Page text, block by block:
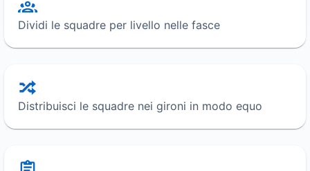
Dividi le squadre per livello nelle fasce
Distribuisci le squadre nei gironi in modo equo